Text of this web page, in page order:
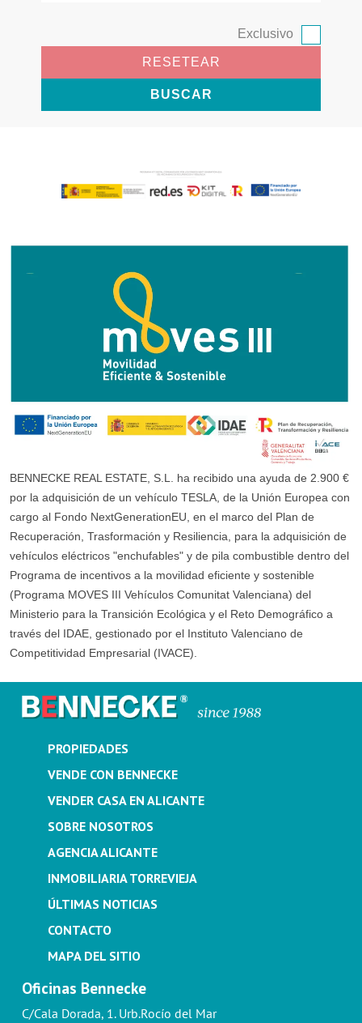
Exclusivo
RESETEAR
BUSCAR
BENNECKE REAL ESTATE, S.L. ha recibido una ayuda de 2.900 €
por la adquisición de un vehículo TESLA, de la Unión Europea con
cargo al Fondo NextGenerationEU, en el marco del Plan de
Recuperación, Trasformación y Resiliencia, para la adquisición de
vehículos eléctricos "enchufables" y de pila combustible dentro del
Programa de incentivos a la movilidad eficiente y sostenible
(Programa MOVES III Vehículos Comunitat Valenciana) del
Ministerio para la Transición Ecológica y el Reto Demográfico a
través del IDAE, gestionado por el Instituto Valenciano de
Competitividad Empresarial (IVACE).
PROPIEDADES
VENDE CON BENNECKE
VENDER CASA EN ALICANTE
SOBRE NOSOTROS
AGENCIA ALICANTE
INMOBILIARIA TORREVIEJA
ÚLTIMAS NOTICIAS
CONTACTO
MAPA DEL SITIO
Oficinas Bennecke
C/Cala Dorada, 1. Urb.Rocío del Mar